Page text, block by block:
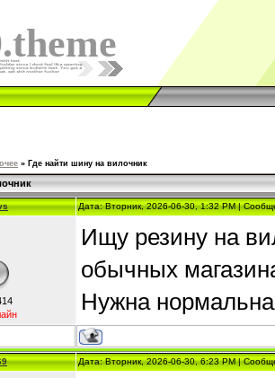
» Где найти шину на вилочник
Дата: Вторник, 2026-06-30, 1:32 PM |
Ищу резину на
обычных
Нужна
Дата: Вторник, 2026-06-30, 6:23 PM |